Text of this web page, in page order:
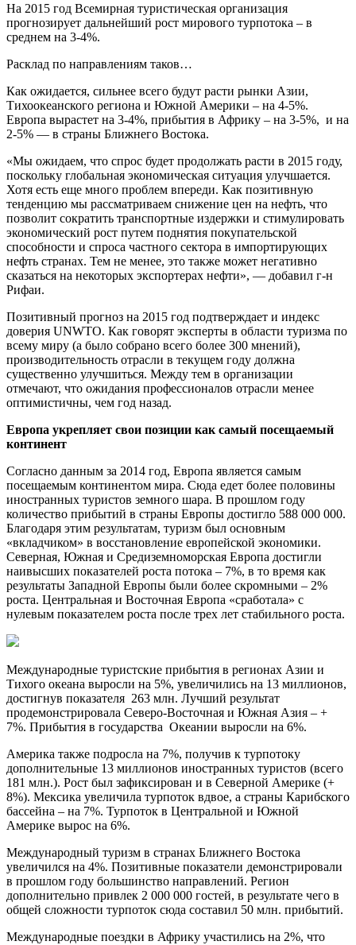
На 2015 год Всемирная туристическая организация
прогнозирует дальнейший рост мирового турпотока – в
среднем на 3-4%.
Расклад по направлениям таков…
Как ожидается, сильнее всего будут расти рынки Азии,
Тихоокеанского региона и Южной Америки – на 4-5%.
Европа вырастет на 3-4%, прибытия в Африку – на 3-5%, и на
2-5% — в страны Ближнего Востока.
«Мы ожидаем, что спрос будет продолжать расти в 2015 году,
поскольку глобальная экономическая ситуация улучшается.
Хотя есть еще много проблем впереди. Как позитивную
тенденцию мы рассматриваем снижение цен на нефть, что
позволит сократить транспортные издержки и стимулировать
экономический рост путем поднятия покупательской
способности и спроса частного сектора в импортирующих
нефть странах. Тем не менее, это также может негативно
сказаться на некоторых экспортерах нефти», — добавил г-н
Рифаи.
Позитивный прогноз на 2015 год подтверждает и индекс
доверия UNWTO. Как говорят эксперты в области туризма по
всему миру (а было собрано всего более 300 мнений),
производительность отрасли в текущем году должна
существенно улучшиться. Между тем в организации
отмечают, что ожидания профессионалов отрасли менее
оптимистичны, чем год назад.
Европа укрепляет свои позиции как самый посещаемый
континент
Согласно данным за 2014 год, Европа является самым
посещаемым континентом мира. Сюда едет более половины
иностранных туристов земного шара. В прошлом году
количество прибытий в страны Европы достигло 588 000 000.
Благодаря этим результатам, туризм был основным
«вкладчиком» в восстановление европейской экономики.
Северная, Южная и Средиземноморская Европа достигли
наивысших показателей роста потока – 7%, в то время как
результаты Западной Европы были более скромными – 2%
роста. Центральная и Восточная Европа «сработала» с
нулевым показателем роста после трех лет стабильного роста.
Международные туристские прибытия в регионах Азии и
Тихого океана выросли на 5%, увеличились на 13 миллионов,
достигнув показателя 263 млн. Лучший результат
продемонстрировала Северо-Восточная и Южная Азия – +
7%. Прибытия в государства Океании выросли на 6%.
Америка также подросла на 7%, получив к турпотоку
дополнительные 13 миллионов иностранных туристов (всего
181 млн.). Рост был зафиксирован и в Северной Америке (+
8%). Мексика увеличила турпоток вдвое, а страны Карибского
бассейна – на 7%. Турпоток в Центральной и Южной
Америке вырос на 6%.
Международный туризм в странах Ближнего Востока
увеличился на 4%. Позитивные показатели демонстрировали
в прошлом году большинство направлений. Регион
дополнительно привлек 2 000 000 гостей, в результате чего в
общей сложности турпоток сюда составил 50 млн. прибытий.
Международные поездки в Африку участились на 2%, что